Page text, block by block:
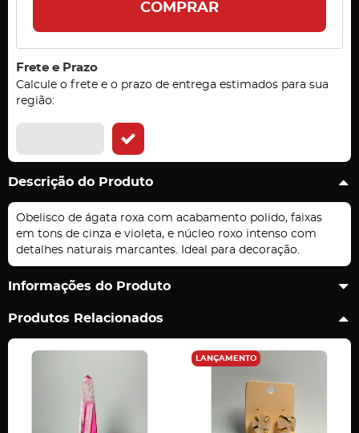
COMPRAR
Frete e Prazo
Calcule o frete e o prazo de entrega estimados para sua
região:
Descrição do Produto
Obelisco de ágata roxa com acabamento polido, faixas
em tons de cinza e violeta, e núcleo roxo intenso com
detalhes naturais marcantes. Ideal para decoração.
Informações do Produto
Produtos Relacionados
LANÇAMENTO